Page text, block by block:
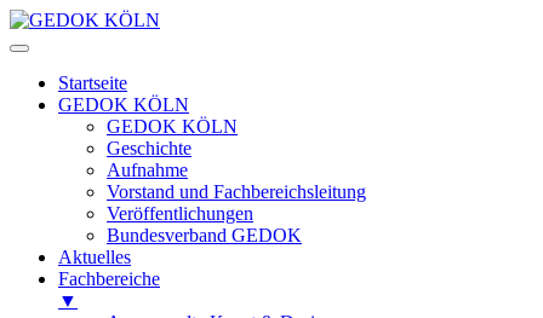
Startseite
GEDOK KÖLN
GEDOK KÖLN
Geschichte
Aufnahme
Vorstand und Fachbereichsleitung
Veröffentlichungen
Bundesverband GEDOK
Aktuelles
Fachbereiche
▼